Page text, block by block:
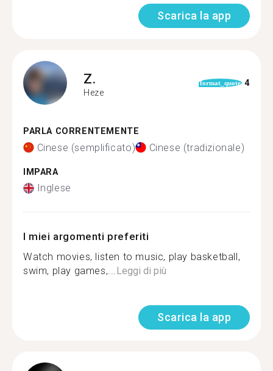
Scarica la app
Z.
Heze
format_quote 4
PARLA CORRENTEMENTE
Cinese (semplificato) Cinese (tradizionale)
IMPARA
Inglese
I miei argomenti preferiti
Watch movies, listen to music, play basketball,
swim, play games,...Leggi di più
Scarica la app